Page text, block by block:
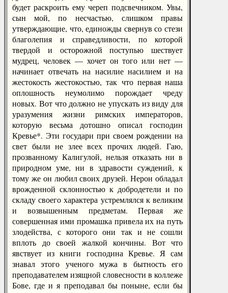
будет раскроить ему череп подсвечником. Увы,
сын мой, по несчастью, слишком правы
утверждающие, что, единожды свернув со стези
благолепия и справедливости, по которой
твердой и осторожной поступью шествует
мудрец, человек — хочет он того или нет —
начинает отвечать на насилие насилием и на
жестокость жестокостью, так что первая наша
оплошность неумолимо порождает чреду
новых. Вот что должно не упускать из виду для
уразумения жизни римских императоров,
которую весьма дотошно описал господин
Кревье*. Эти государи при своем рождении на
свет были не злее всех прочих людей. Гаю,
прозванному Калигулой, нельзя отказать ни в
природном уме, ни в здравости суждений, к
тому же он любил своих друзей. Нерон обладал
врожденной склонностью к добродетели и по
складу своего характера устремлялся к великим
и возвышенным предметам. Первая же
совершенная ими промашка привела их на путь
злодейства, с которого они так и не сошли
вплоть до своей жалкой кончины. Вот что
явствует из книги господина Кревье. Я сам
знавал этого ученого мужа в бытность его
преподавателем изящной словесности в коллеже
Бове, где и я преподавал бы поныне, если бы